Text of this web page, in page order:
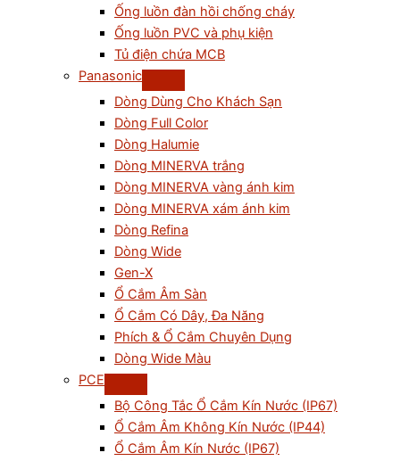
Ống luồn đàn hồi chống cháy
Ống luồn PVC và phụ kiện
Tủ điện chứa MCB
Panasonic
Dòng Dùng Cho Khách Sạn
Dòng Full Color
Dòng Halumie
Dòng MINERVA trắng
Dòng MINERVA vàng ánh kim
Dòng MINERVA xám ánh kim
Dòng Refina
Dòng Wide
Gen-X
Ổ Cắm Âm Sàn
Ổ Cắm Có Dây, Đa Năng
Phích & Ổ Cắm Chuyên Dụng
Dòng Wide Màu
PCE
Bộ Công Tắc Ổ Cắm Kín Nước (IP67)
Ổ Cắm Âm Không Kín Nước (IP44)
Ổ Cắm Âm Kín Nước (IP67)